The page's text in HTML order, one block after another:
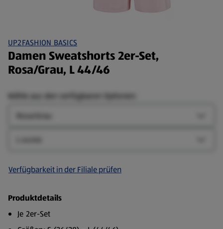
UP2FASHION BASICS
Damen Sweatshorts 2er-Set,
Rosa/Grau, L 44/46
Wähle aus den verfügbaren Optionen:
Verfügbarkeit in der Filiale prüfen
Produktdetails
Je 2er-Set